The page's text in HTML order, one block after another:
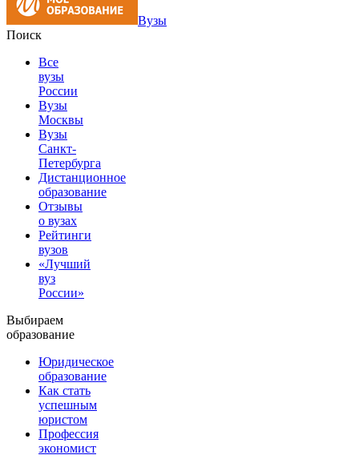
Вузы
Поиск
Все
вузы
России
Вузы
Москвы
Вузы
Санкт-
Петербурга
Дистанционное
образование
Отзывы
о вузах
Рейтинги
вузов
«Лучший
вуз
России»
Выбираем
образование
Юридическое
образование
Как стать
успешным
юристом
Профессия
экономист